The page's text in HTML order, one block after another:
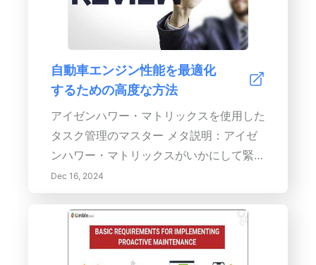
ャーエンジンの重要な利点を発見し、ター
ボラグや熱管理の課題についても考察しま
す。未来を見据えて、ハイブリッド車や電
気自動車の進化する環境におけるターボチ
ャージングの継続的な革新と役割について
掘り下げます。この包括的なガイドは、環
境意識の高い消費者や自動車愛好者にとっ
て不可欠なターボチャージャー技術の利点
と課題を強調します。
自動車エンジン性能を最適化
するための高度な方法
アイゼンハワー・マトリックスを使用した
タスク管理のマスター メタ説明：アイゼ
ンハワー・マトリックスがいかにして緊急
性と重要性に基づいてタスクの優先順位を
つけ、生産性を変えるかを発見してくださ
い。タスク管理のための効果的な戦略、マ
トリックスの利点、そしてそれを日常生活
に実装して効率を高め、ストレスを軽減す
Dec 16, 2024